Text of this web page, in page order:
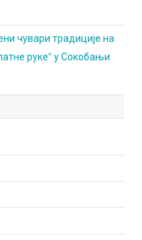
чувари традиције на
рукеˮ у Сокобањи